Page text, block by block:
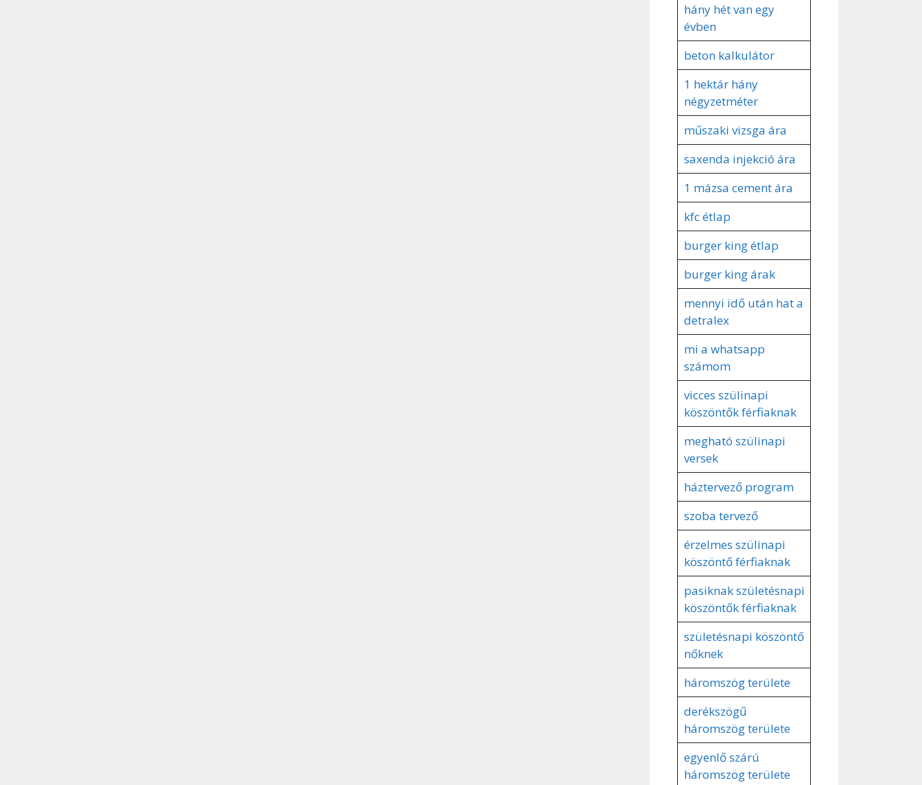
hány hét van egy
évben
beton kalkulátor
1 hektár hány
négyzetméter
műszaki vizsga ára
saxenda injekció ára
1 mázsa cement ára
kfc étlap
burger king étlap
burger king árak
mennyi idő után hat a
detralex
mi a whatsapp
számom
vicces szülinapi
köszöntők férfiaknak
megható szülinapi
versek
háztervező program
szoba tervező
érzelmes szülinapi
köszöntő férfiaknak
pasiknak születésnapi
köszöntők férfiaknak
születésnapi köszöntő
nőknek
háromszög területe
derékszögű
háromszög területe
egyenlő szárú
háromszög területe